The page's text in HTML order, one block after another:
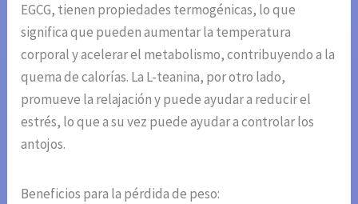
EGCG, tienen propiedades termogénicas, lo que
significa que pueden aumentar la temperatura
corporal y acelerar el metabolismo, contribuyendo a la
quema de calorías. La L-teanina, por otro lado,
promueve la relajación y puede ayudar a reducir el
estrés, lo que a su vez puede ayudar a controlar los
antojos.
Beneficios para la pérdida de peso: